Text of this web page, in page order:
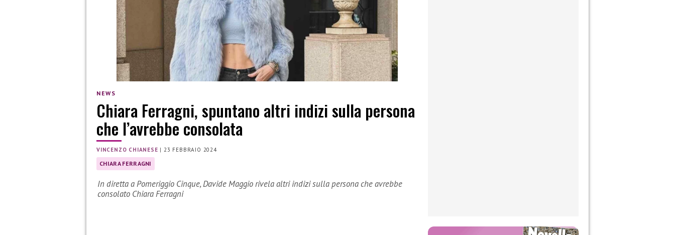
NEWS
Chiara Ferragni, spuntano altri indizi sulla persona
che l’avrebbe consolata
VINCENZO CHIANESE |23 FEBBRAIO 2024
CHIARA FERRAGNI
In diretta a Pomeriggio Cinque, Davide Maggio rivela altri indizi sulla persona che avrebbe
consolato Chiara Ferragni